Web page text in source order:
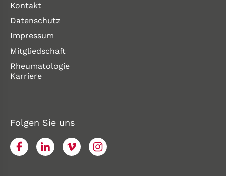
Kontakt
Datenschutz
Impressum
Mitgliedschaft
Rheumatologie
Karriere
Folgen Sie uns